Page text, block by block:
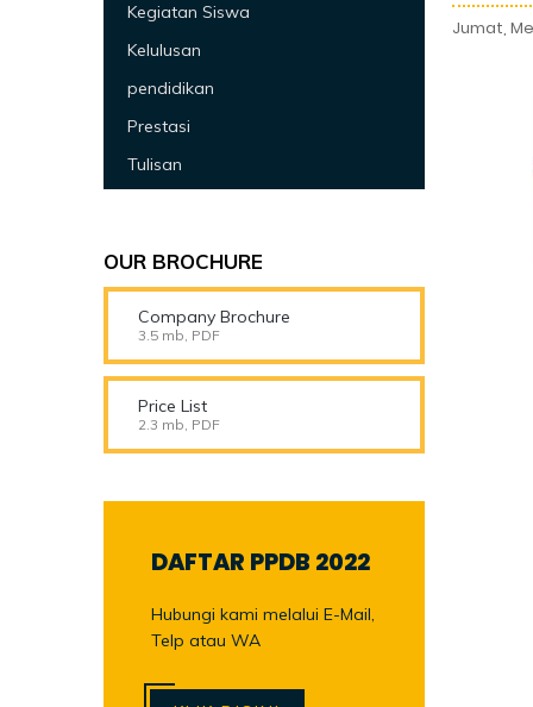
Jumat,
Kegiatan Siswa
Kelulusan
pendidikan
Prestasi
Tulisan
OUR BROCHURE
Company Brochure
3.5 mb, PDF
Price List
2.3 mb, PDF
DAFTAR PPDB 2022
Hubungi kami melalui E-Mail,
Telp atau WA